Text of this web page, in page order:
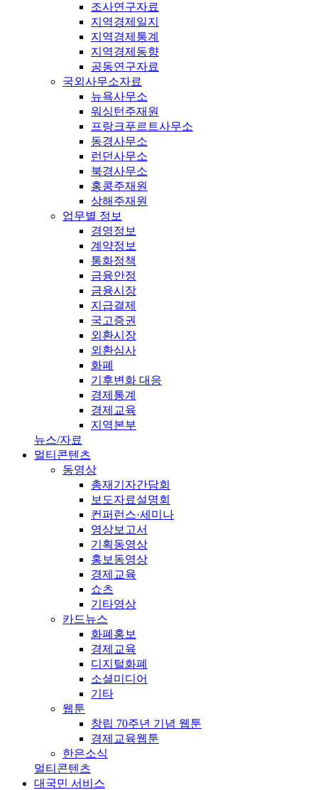
조사연구자료
지역경제일지
지역경제통계
지역경제동향
공동연구자료
국외사무소자료
뉴욕사무소
워싱턴주재원
프랑크푸르트사무소
동경사무소
런던사무소
북경사무소
홍콩주재원
상해주재원
업무별 정보
경영정보
계약정보
통화정책
금융안정
금융시장
지급결제
국고증권
외환시장
외환심사
화폐
기후변화 대응
경제통계
경제교육
지역본부
뉴스/자료
멀티콘텐츠
동영상
총재기자간담회
보도자료설명회
컨퍼런스·세미나
영상보고서
기획동영상
홍보동영상
경제교육
쇼츠
기타영상
카드뉴스
화폐홍보
경제교육
디지털화폐
소셜미디어
기타
웹툰
창립 70주년 기념 웹툰
경제교육웹툰
한은소식
멀티콘텐츠
대국민 서비스